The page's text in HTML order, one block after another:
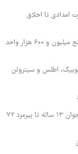
امدادی تا اخلاق
شاخص کل بورس دوشنبه ۱۹ مرداد ۱۴۰۵/ بورس پنج میلیون و ۶۰۰ هزار واحد
کوییک، اطلس و سیتروئن
وای‌نت: اسرائیل در محاصره جاسوسان ایران/ از نوجوان ۱۳ ساله تا پیرمرد ۷۲